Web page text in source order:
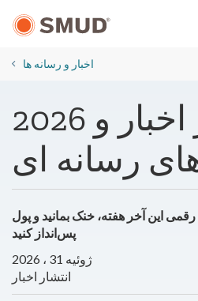
اصلی​اخبار و رسانه ها
2026 انتشار اخبار و
رسانه ای
این آخر هفته، خنک بمانید و پول
پس‌انداز کنید
ژوئیه 31 ، 2026
انتشار اخبار